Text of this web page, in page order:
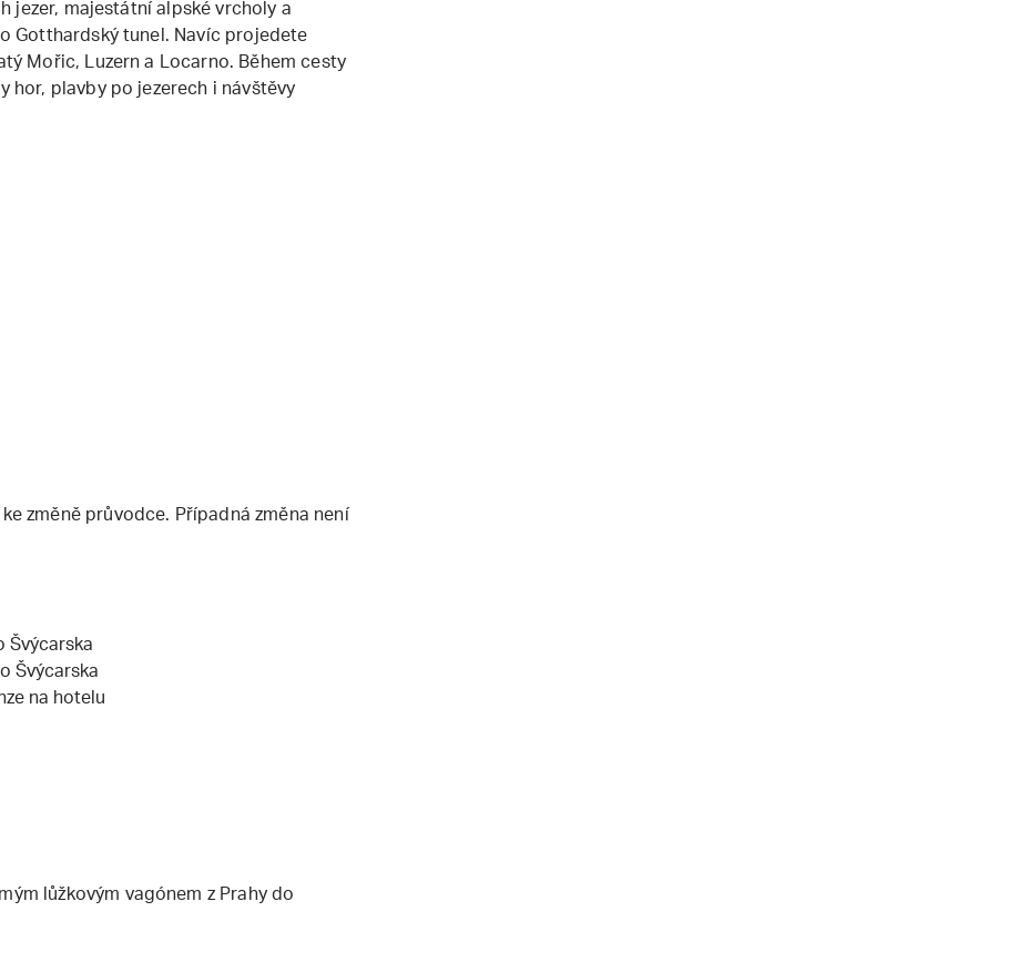
jezer, majestátní alpské vrcholy a
Gotthardský tunel. Navíc projedete
Mořic, Luzern a Locarno. Během cesty
hor, plavby po jezerech i návštěvy
změně průvodce. Případná změna není
Švýcarska
Švýcarska
na hotelu
lůžkovým vagónem z Prahy do